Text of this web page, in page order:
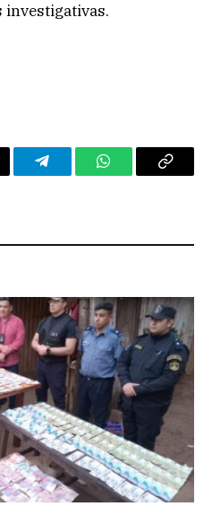
investigativas.
TelegramWhatsAppCopy